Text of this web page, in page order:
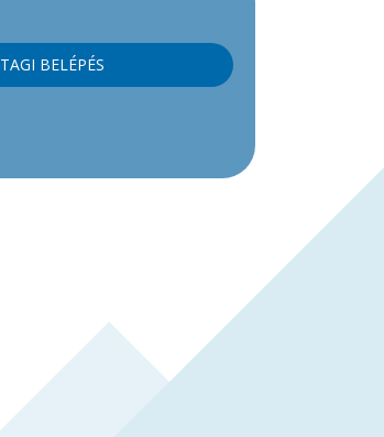
TAGI BELÉPÉS